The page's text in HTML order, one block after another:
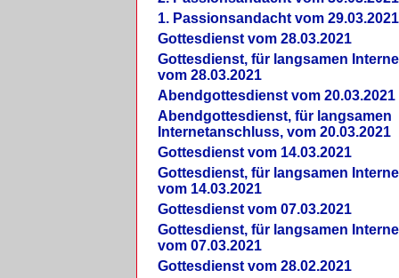
1. Passionsandacht vom 29.03.2021
Gottesdienst vom 28.03.2021
Gottesdienst, für langsamen
vom 28.03.2021
Abendgottesdienst vom 20.03.2021
Abendgottesdienst, für langsamen
Internetanschluss, vom 20.03.2021
Gottesdienst vom 14.03.2021
Gottesdienst, für langsamen
vom 14.03.2021
Gottesdienst vom 07.03.2021
Gottesdienst, für langsamen
vom 07.03.2021
Gottesdienst vom 28.02.2021